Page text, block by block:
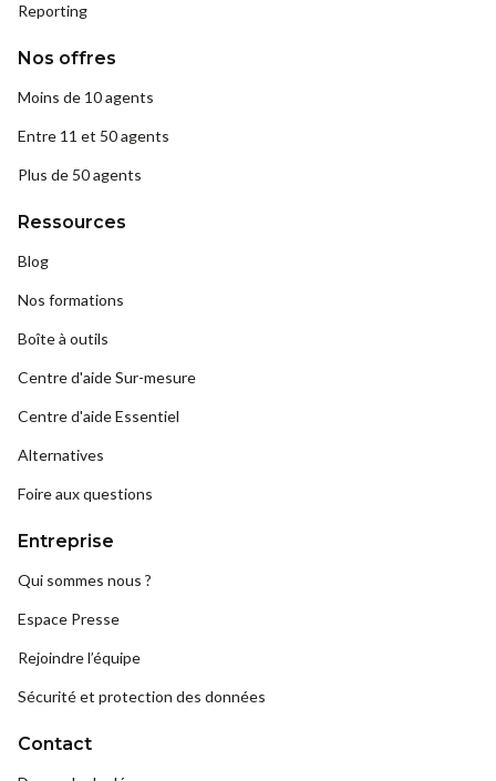
Reporting
Nos offres
Moins de 10 agents
Entre 11 et 50 agents
Plus de 50 agents
Ressources
Blog
Nos formations
Boîte à outils
Centre d'aide Sur-mesure
Centre d'aide Essentiel
Alternatives
Foire aux questions
Entreprise
Qui sommes nous ?
Espace Presse
Rejoindre l’équipe
Sécurité et protection des données
Contact